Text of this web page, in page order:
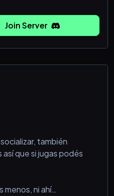
」
Join Server
también
que si jugas podés
menos, ni ahí